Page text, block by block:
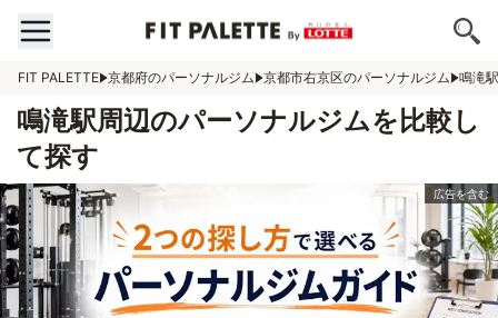
FIT PALETTE 京都府のパーソナルジム 京都市右京区のパーソナルジム 鳴滝
鳴滝駅周辺のパーソナルジムを比較し
て探す